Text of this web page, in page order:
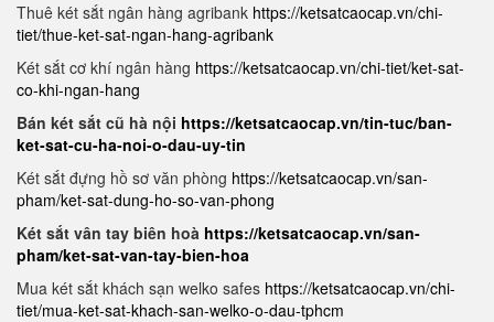
Thuê két sắt ngân hàng agribank https://ketsatcaocap.vn/chi-
tiet/thue-ket-sat-ngan-hang-agribank
Két sắt cơ khí ngân hàng https://ketsatcaocap.vn/chi-tiet/ket-sat-
co-khi-ngan-hang
Bán két sắt cũ hà nội https://ketsatcaocap.vn/tin-tuc/ban-
ket-sat-cu-ha-noi-o-dau-uy-tin
Két sắt đựng hồ sơ văn phòng https://ketsatcaocap.vn/san-
pham/ket-sat-dung-ho-so-van-phong
Két sắt vân tay biên hoà https://ketsatcaocap.vn/san-
pham/ket-sat-van-tay-bien-hoa
Mua két sắt khách sạn welko safes https://ketsatcaocap.vn/chi-
tiet/mua-ket-sat-khach-san-welko-o-dau-tphcm